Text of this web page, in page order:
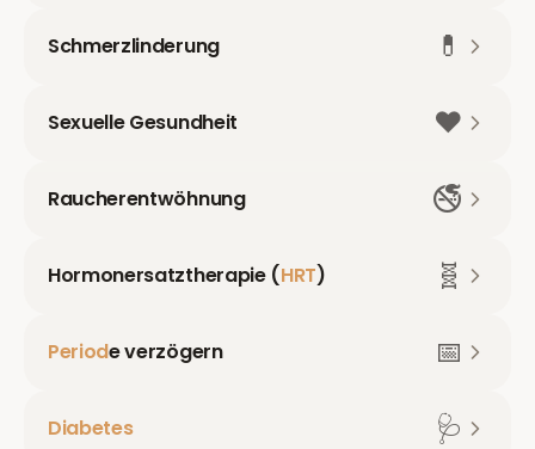
Schmerzlinderung 💊
Sexuelle Gesundheit ❤️
Raucherentwöhnung 🚭
Hormonersatztherapie (HRT) 🧬
Periode verzögern 📅
Diabetes 🩺